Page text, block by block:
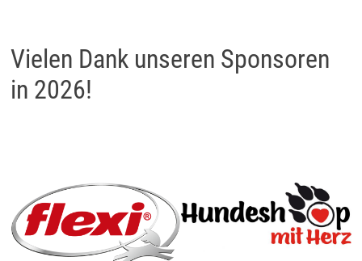
Vielen Dank unseren Sponsoren
in 2026!